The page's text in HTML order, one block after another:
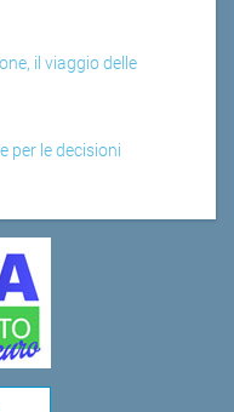
il viaggio delle
per le decisioni